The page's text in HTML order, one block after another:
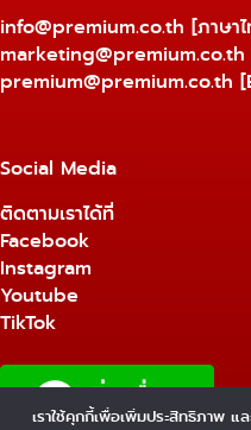
info@premium.co.th [ภาษา
marketing@premium.co.th
premium@premium.co.th
Social Media
ติดตามเราได้ที่
Facebook
Instagram
Youtube
TikTok
เราใช้คุกกี้เพื่อเพิ่มประสิทธิภาพ แ